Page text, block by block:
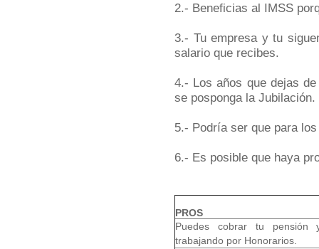
2.- Beneficias al IMSS
3.- Tu empresa y tu
salario que recibes.
4.- Los años que dejas
se posponga la Jubilación.
5.- Podría ser que para
6.- Es posible que haya
PROS
Puedes cobrar tu pensión
trabajando por Honorarios.